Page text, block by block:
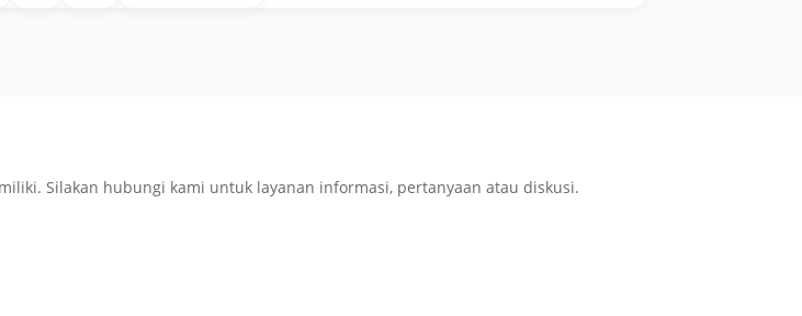
Silakan hubungi kami untuk layanan informasi, pertanyaan atau diskusi.